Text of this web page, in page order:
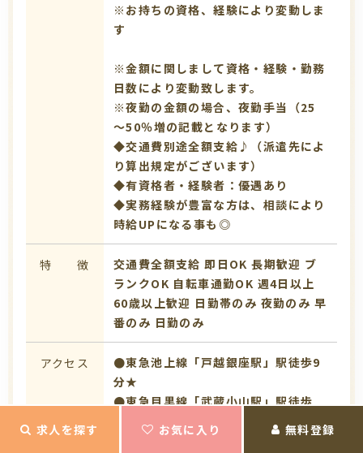
※お持ちの資格、経験により変動しま
す
※金額に関しまして資格・経験・勤務
日数により変動致します。
※夜勤の金額の場合、夜勤手当（25
～50％増の記載となります）
◆交通費別途全額支給♪（派遣先によ
り算出規定がございます）
◆有資格者・経験者：優遇あり
◆実務経験が豊富な方は、相談により
時給UPになる事も◎
特 徴 交通費全額支給 即日OK 長期歓迎 ブ
ランクOK 自転車通勤OK 週4日以上
60歳以上歓迎 日勤帯のみ 夜勤のみ 早
番のみ 日勤のみ
アクセス
●東急池上線「戸越銀座駅」駅徒歩9
分★
●東急目黒線「武蔵小山駅」駅徒歩
求人を探す お気に入り 無料登録